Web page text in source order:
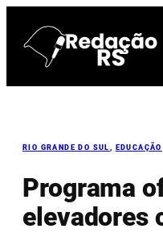
para
conteúdo
RIO GRANDE DO SUL EDUCAÇÃO
Programa
elevadores